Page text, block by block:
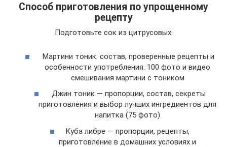
Способ приготовления по упрощенному
рецепту
Подготовьте сок из цитрусовых.
Мартини тоник: состав, проверенные рецепты и
особенности употребления. 100 фото и видео
смешивания мартини с тоником
Джин тоник — пропорции, состав, секреты
приготовления и выбор лучших ингредиентов для
напитка (75 фото)
Куба либре — пропорции, рецепты,
приготовление в домашних условиях и